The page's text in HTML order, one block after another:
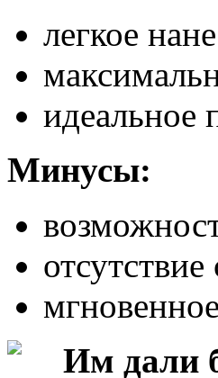
легкое
идеальное
Минусы: